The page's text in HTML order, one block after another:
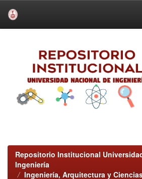
Repositorio Institucional
Ingeniería
Ingeniería, Arquitectura y